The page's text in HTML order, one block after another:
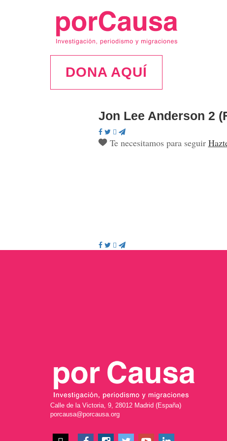
DONA AQUÍ
Jon Lee Anderson 2
Te necesitamos para seguir
Calle de la Victoria, 9, 28012 Madrid (España)
porcausa@porcausa.org